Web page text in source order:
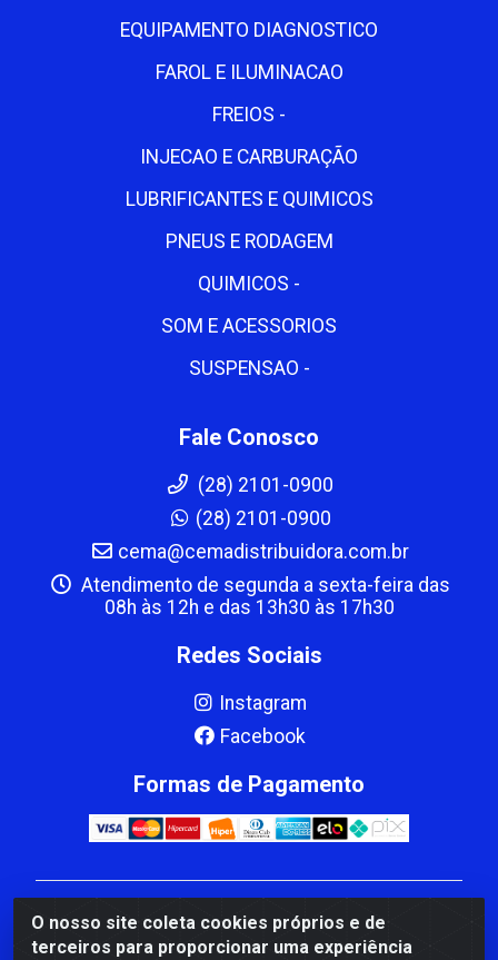
O nosso site coleta cookies próprios e de
terceiros para proporcionar uma experiência
EQUIPAMENTO DIAGNOSTICO
FAROL E ILUMINACAO
FREIOS -
INJECAO E CARBURAÇÃO
LUBRIFICANTES E QUIMICOS
PNEUS E RODAGEM
QUIMICOS -
SOM E ACESSORIOS
SUSPENSAO -
Fale Conosco
(28) 2101-0900
(28) 2101-0900
cema@cemadistribuidora.com.br
Atendimento de segunda a sexta-feira das
08h às 12h e das 13h30 às 17h30
Redes Sociais
Instagram
Facebook
Formas de Pagamento
CBP MACEDO COMERCIO PEÇAS LTDA Matriz - av
Mauro Miranda Madureira, 1249 - Coramara , Cachoeiro